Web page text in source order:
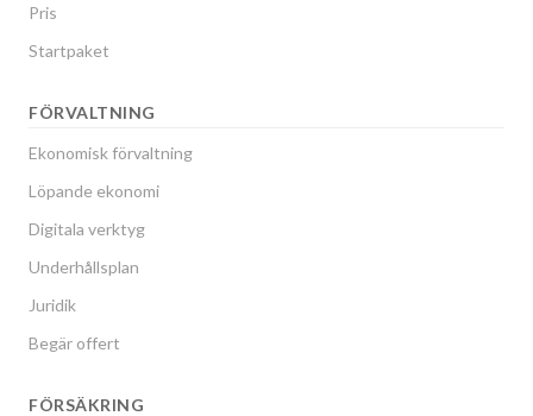
Pris
Startpaket
FÖRVALTNING
Ekonomisk förvaltning
Löpande ekonomi
Digitala verktyg
Underhållsplan
Juridik
Begär offert
FÖRSÄKRING